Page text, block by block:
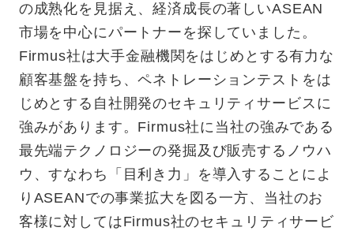
の成熟化を見据え、経済成長の著しいASEAN
市場を中心にパートナーを探していました。
Firmus社は大手金融機関をはじめとする有力な
顧客基盤を持ち、ペネトレーションテストをは
じめとする自社開発のセキュリティサービスに
強みがあります。Firmus社に当社の強みである
最先端テクノロジーの発掘及び販売するノウハ
ウ、すなわち「目利き力」を導入することによ
りASEANでの事業拡大を図る一方、当社のお
客様に対してはFirmus社のセキュリティサービ